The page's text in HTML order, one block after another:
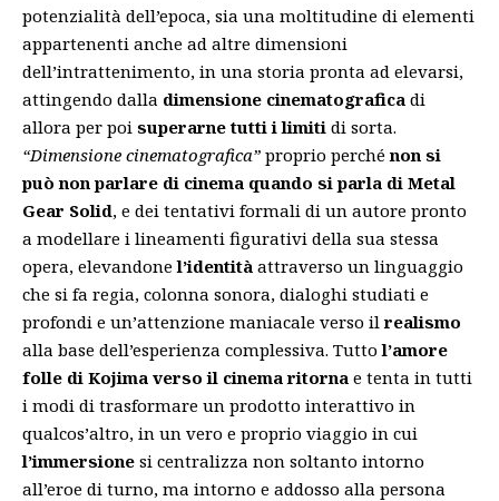
potenzialità dell’epoca, sia una moltitudine di elementi
appartenenti anche ad altre dimensioni
dell’intrattenimento, in una storia pronta ad elevarsi,
attingendo dalla dimensione cinematografica di
allora per poi superarne tutti i limiti di sorta.
“Dimensione cinematografica” proprio perchénon si
può non parlare di cinema quando si parla di Metal
Gear Solid, e dei tentativi formali di un autore pronto
a modellare i lineamenti figurativi della sua stessa
opera, elevandonel’identità attraverso un linguaggio
che si fa regia, colonna sonora, dialoghi studiati e
profondi e un’attenzione maniacale verso ilrealismo
alla base dell’esperienza complessiva. Tutto l’amore
folle di Kojima verso il cinema ritorna e tenta in tutti
i modi di trasformare un prodotto interattivo in
qualcos’altro, in un vero e proprio viaggio in cui
l’immersione si centralizza non soltanto intorno
all’eroe di turno, ma intorno e addosso alla persona